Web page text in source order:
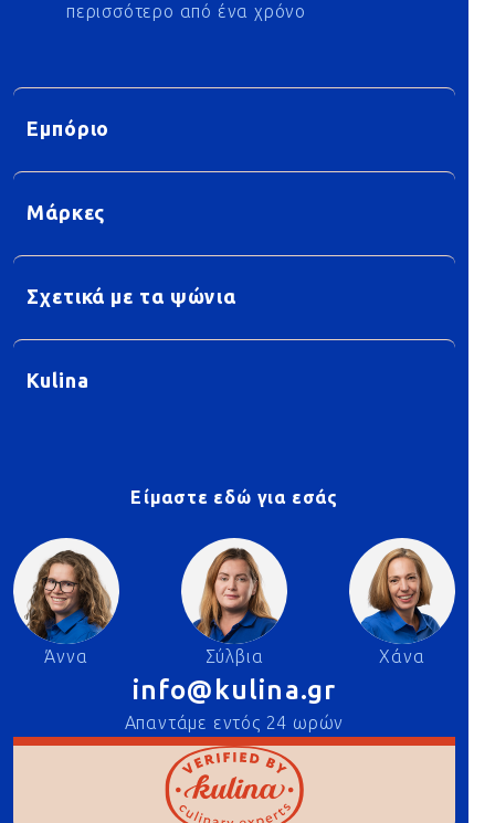
περισσότερο από ένα χρόνο
Εμπόριο
Μάρκες
Σχετικά με τα ψώνια
Kulina
Είμαστε εδώ για εσάς
Άννα Σύλβια Χάνα
info@kulina.gr
Απαντάμε εντός 24 ωρών